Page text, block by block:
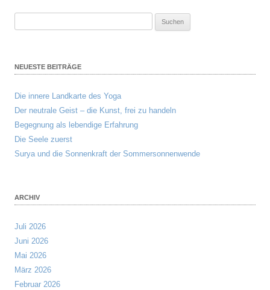
NEUESTE BEITRÄGE
Die innere Landkarte des Yoga
Der neutrale Geist – die Kunst, frei zu handeln
Begegnung als lebendige Erfahrung
Die Seele zuerst
Surya und die Sonnenkraft der Sommersonnenwende
ARCHIV
Juli 2026
Juni 2026
Mai 2026
März 2026
Februar 2026